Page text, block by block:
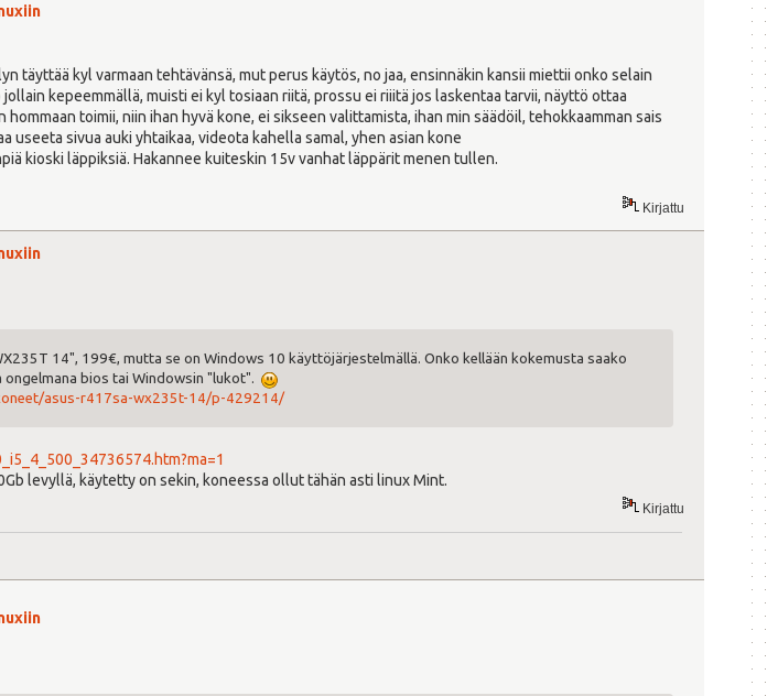
täyttää kyl varmaan tehtävänsä, mut perus käytös, no jaa, ensinnäkin kansii miettii onko selain
kepeemmällä, muisti ei kyl tosiaan riitä, prossu ei riiitä jos laskentaa tarvii, näyttö ottaa
toimii, niin ihan hyvä kone, ei sikseen valittamista, ihan min säädöil, tehokkaamman sais
useeta sivua auki yhtaikaa, videota kahella samal, yhen asian kone
kioski läppiksiä. Hakannee kuiteskin 15v vanhat läppärit menen tullen.
Kirjattu
14", 199€, mutta se on Windows 10 käyttöjärjestelmällä. Onko kellään kokemusta saako
ongelmana bios tai Windowsin "lukot".
asus-r417sa-wx235t-14/p-429214/
levyllä, käytetty on sekin, koneessa ollut tähän asti linux Mint.
Kirjattu